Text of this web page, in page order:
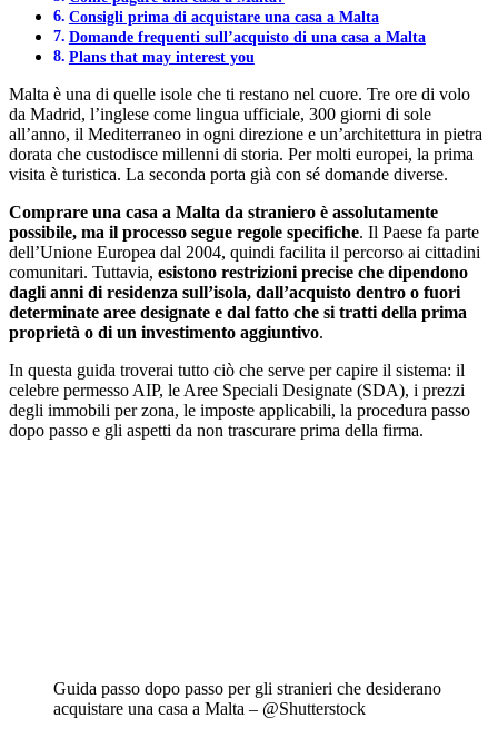
Consigli prima di acquistare una casa a Malta
Domande frequenti sull’acquisto di una casa a Malta
Plans that may interest you
Malta è una di quelle isole che ti restano nel cuore. Tre ore di volo
da Madrid, l’inglese come lingua ufficiale, 300 giorni di sole
all’anno, il Mediterraneo in ogni direzione e un’architettura in pietra
dorata che custodisce millenni di storia. Per molti europei, la prima
visita è turistica. La seconda porta già con sé domande diverse.
Comprare una casa a Malta da straniero è assolutamente
possibile, ma il processo segue regole specifiche. Il Paese fa parte
dell’Unione Europea dal 2004, quindi facilita il percorso ai cittadini
comunitari. Tuttavia, esistono restrizioni precise che dipendono
dagli anni di residenza sull’isola, dall’acquisto dentro o fuori
determinate aree designate e dal fatto che si tratti della prima
proprietà o di un investimento aggiuntivo.
In questa guida troverai tutto ciò che serve per capire il sistema: il
celebre permesso AIP, le Aree Speciali Designate (SDA), i prezzi
degli immobili per zona, le imposte applicabili, la procedura passo
dopo passo e gli aspetti da non trascurare prima della firma.
Guida passo dopo passo per gli stranieri che desiderano
acquistare una casa a Malta – @Shutterstock